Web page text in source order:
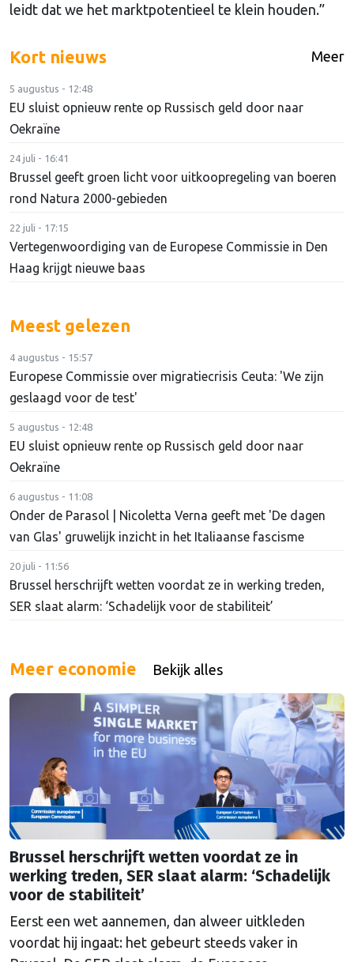
leidt dat we het marktpotentieel te klein houden.”
Kort nieuws Meer
5 augustus - 12:48
EU sluist opnieuw rente op Russisch geld door naar
Oekraïne
24 juli - 16:41
Brussel geeft groen licht voor uitkoopregeling van boeren
rond Natura 2000-gebieden
22 juli - 17:15
Vertegenwoordiging van de Europese Commissie in Den
Haag krijgt nieuwe baas
Meest gelezen
4 augustus - 15:57
Europese Commissie over migratiecrisis Ceuta: 'We zijn
geslaagd voor de test'
5 augustus - 12:48
EU sluist opnieuw rente op Russisch geld door naar
Oekraïne
6 augustus - 11:08
Onder de Parasol | Nicoletta Verna geeft met 'De dagen
van Glas' gruwelijk inzicht in het Italiaanse fascisme
20 juli - 11:56
Brussel herschrijft wetten voordat ze in werking treden,
SER slaat alarm: ‘Schadelijk voor de stabiliteit’
Meer economie Bekijk alles
Brussel herschrijft wetten voordat ze in
werking treden, SER slaat alarm: ‘Schadelijk
voor de stabiliteit’
Eerst een wet aannemen, dan alweer uitkleden
voordat hij ingaat: het gebeurt steeds vaker in
Brussel. De SER slaat alarm, de Europese